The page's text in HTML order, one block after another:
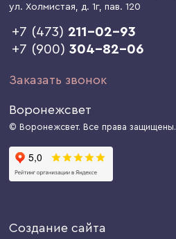
ул. Холмистая, д. 1г, пав. 120
+7 (473) 211-02-93
+7 (900)304-82-06
Заказать звонок
Воронежсвет
© Воронежсвет. Все права защищены.
Создание сайта